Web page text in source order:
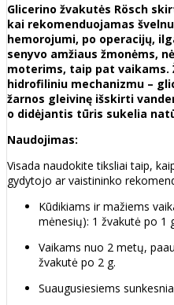
Glicerino žvakutės Rösch
kai rekomenduojamas
hemorojumi, po operacijų,
senyvo amžiaus žmonėms,
moterims, taip pat vaikams.
hidrofiliniu mechanizmu –
žarnos gleivinę išskirti
o didėjantis tūris sukelia
Naudojimas:
Visada naudokite tiksliai taip,
gydytojo ar vaistininko
Kūdikiams ir mažiems
mėnesių): 1 žvakutė po 1
Vaikams nuo 2 metų,
žvakutė po 2 g.
Suaugusiesiems